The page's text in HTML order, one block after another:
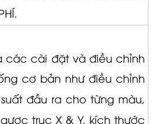
các cài đặt và điều chỉnh
cơ bản như điều chỉnh
đầu ra cho từng màu,
trục X & Y, kích thước